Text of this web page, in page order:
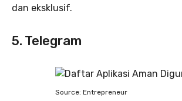
dan eksklusif.
5. Telegram
Source: Entrepreneur